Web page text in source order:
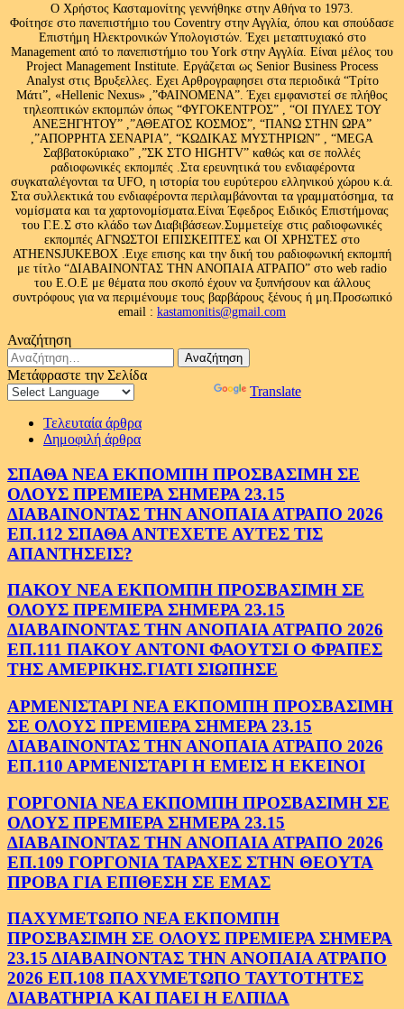
Ο Χρήστος Κασταμονίτης γεννήθηκε στην Αθήνα το 1973.
Φοίτησε στο πανεπιστήμιο του Coventry στην Αγγλία, όπου και σπούδασε
Επιστήμη Ηλεκτρονικών Υπολογιστών. Έχει μεταπτυχιακό στο
Management από το πανεπιστήμιο του Υork στην Αγγλία. Είναι μέλος του
Project Management Institute. Εργάζεται ως Senior Business Process
Analyst στις Βρυξελλες. Εχει Αρθρογραφησει στα περιοδικά “Τρίτο
Μάτι”, «Hellenic Nexus» ,”ΦΑΙΝΟΜΕΝΑ”. Έχει εμφανιστεί σε πλήθος
τηλεοπτικών εκπομπών όπως “ΦΥΓΟΚΕΝΤΡΟΣ” , “ΟΙ ΠΥΛΕΣ ΤΟΥ
ΑΝΕΞΗΓΗΤΟΥ” ,”ΑΘΕΑΤΟΣ ΚΟΣΜΟΣ”, “ΠΑΝΩ ΣΤΗΝ ΩΡΑ”
,”ΑΠΟΡΡΗΤΑ ΣΕΝΑΡΙΑ”, “ΚΩΔΙΚΑΣ ΜΥΣΤΗΡΙΩΝ” , “MEGA
Σαββατοκύριακο” ,”ΣΚ ΣΤΟ HIGHTV” καθώς και σε πολλές
ραδιοφωνικές εκπομπές .Στα ερευνητικά του ενδιαφέροντα
συγκαταλέγονται τα UFO, η ιστορία του ευρύτερου ελληνικού χώρου κ.ά.
Στα συλλεκτικά του ενδιαφέροντα περιλαμβάνονται τα γραμματόσημα, τα
νομίσματα και τα χαρτονομίσματα.Είναι Έφεδρος Ειδικός Επιστήμονας
του Γ.Ε.Σ στο κλάδο των Διαβιβάσεων.Συμμετείχε στις ραδιοφωνικές
εκπομπές ΑΓΝΩΣΤΟΙ ΕΠΙΣΚΕΠΤΕΣ και ΟΙ ΧΡΗΣΤΕΣ στο
ATHENSJUKEBOX .Ειχε επισης και την δική του ραδιοφωνική εκπομπή
με τίτλο “ΔΙΑΒΑΙΝΟΝΤΑΣ ΤΗΝ ΑΝΟΠΑΙΑ ΑΤΡΑΠΟ” στο web radio
του Ε.Ο.Ε με θέματα που σκοπό έχουν να ξυπνήσουν και άλλους
συντρόφους για να περιμένουμε τους βαρβάρους ξένους ή μη.Προσωπικό
email : kastamonitis@gmail.com
Αναζήτηση
Αναζήτηση
για:
Μετάφραστε την Σελίδα
Translate
Τελευταία άρθρα
Δημοφιλή άρθρα
ΣΠΑΘΑ ΝΕΑ ΕΚΠΟΜΠΗ ΠΡΟΣΒΑΣΙΜΗ ΣΕ
ΟΛΟΥΣ ΠΡΕΜΙΕΡΑ ΣΗΜΕΡΑ 23.15
ΔΙΑΒΑΙΝΟΝΤΑΣ ΤΗΝ ΑΝΟΠΑΙΑ ΑΤΡΑΠΟ 2026
ΕΠ.112 ΣΠΑΘΑ ΑΝΤΕΧΕΤΕ ΑΥΤΕΣ ΤΙΣ
ΑΠΑΝΤΗΣΕΙΣ?
ΠΑΚΟΥ ΝΕΑ ΕΚΠΟΜΠΗ ΠΡΟΣΒΑΣΙΜΗ ΣΕ
ΟΛΟΥΣ ΠΡΕΜΙΕΡΑ ΣΗΜΕΡΑ 23.15
ΔΙΑΒΑΙΝΟΝΤΑΣ ΤΗΝ ΑΝΟΠΑΙΑ ΑΤΡΑΠΟ 2026
ΕΠ.111 ΠΑΚΟΥ ΑΝΤΟΝΙ ΦΑΟΥΤΣΙ Ο ΦΡΑΠΕΣ
ΤΗΣ ΑΜΕΡΙΚΗΣ.ΓΙΑΤΙ ΣΙΩΠΗΣΕ
ΑΡΜΕΝΙΣΤΑΡΙ ΝΕΑ ΕΚΠΟΜΠΗ ΠΡΟΣΒΑΣΙΜΗ
ΣΕ ΟΛΟΥΣ ΠΡΕΜΙΕΡΑ ΣΗΜΕΡΑ 23.15
ΔΙΑΒΑΙΝΟΝΤΑΣ ΤΗΝ ΑΝΟΠΑΙΑ ΑΤΡΑΠΟ 2026
ΕΠ.110 ΑΡΜΕΝΙΣΤΑΡΙ Η ΕΜΕΙΣ Η ΕΚΕΙΝΟΙ
ΓΟΡΓΟΝΙΑ ΝΕΑ ΕΚΠΟΜΠΗ ΠΡΟΣΒΑΣΙΜΗ ΣΕ
ΟΛΟΥΣ ΠΡΕΜΙΕΡΑ ΣΗΜΕΡΑ 23.15
ΔΙΑΒΑΙΝΟΝΤΑΣ ΤΗΝ ΑΝΟΠΑΙΑ ΑΤΡΑΠΟ 2026
ΕΠ.109 ΓΟΡΓΟΝΙΑ ΤΑΡΑΧΕΣ ΣΤΗΝ ΘΕΟΥΤΑ
ΠΡΟΒΑ ΓΙΑ ΕΠΙΘΕΣΗ ΣΕ ΕΜΑΣ
ΠΑΧΥΜΕΤΩΠΟ ΝΕΑ ΕΚΠΟΜΠΗ
ΠΡΟΣΒΑΣΙΜΗ ΣΕ ΟΛΟΥΣ ΠΡΕΜΙΕΡΑ ΣΗΜΕΡΑ
23.15 ΔΙΑΒΑΙΝΟΝΤΑΣ ΤΗΝ ΑΝΟΠΑΙΑ ΑΤΡΑΠΟ
2026 ΕΠ.108 ΠΑΧΥΜΕΤΩΠΟ ΤΑΥΤΟΤΗΤΕΣ
ΔΙΑΒΑΤΗΡΙΑ ΚΑΙ ΠΑΕΙ Η ΕΛΠΙΔΑ